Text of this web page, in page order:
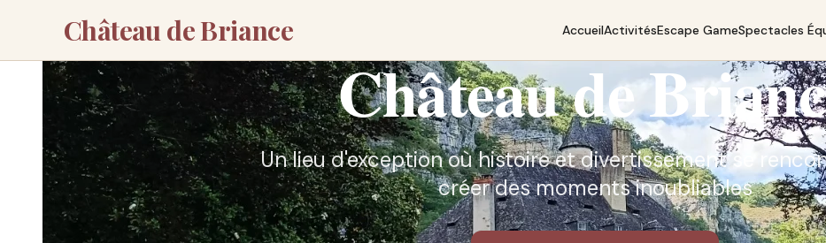
Château de Briance AccueilActivitésEscape GameSpectacles
Château de
Un lieu d'exception où histoire et divertissement se
créer des moments inoubliables